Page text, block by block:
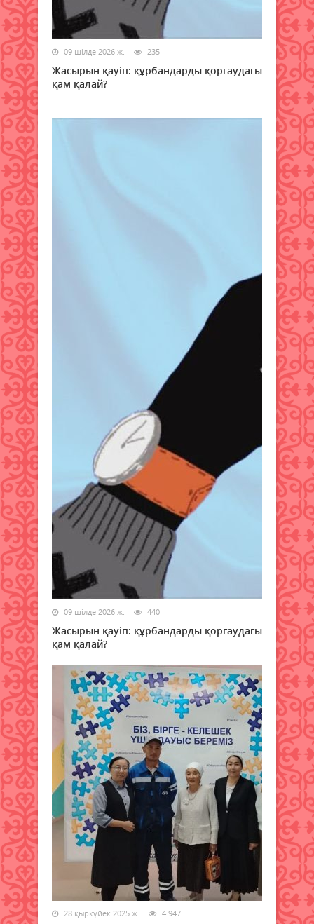
09 шілде 2026 ж. 235
Жасырын қауіп: құрбандарды қорғаудағы
қам қалай?
09 шілде 2026 ж. 440
Жасырын қауіп: құрбандарды қорғаудағы
қам қалай?
28 қыркүйек 2025 ж. 4 947